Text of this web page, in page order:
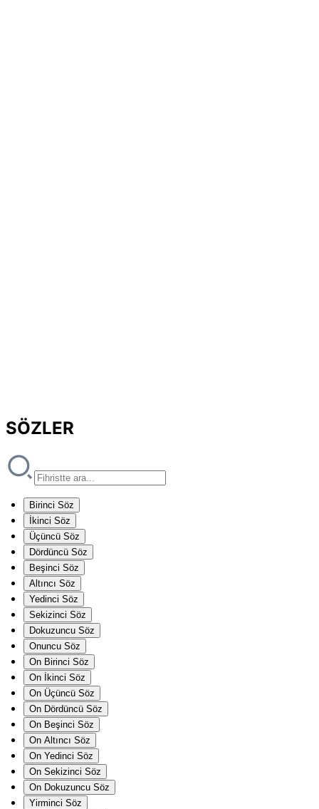
SÖZLER
Birinci Söz
İkinci Söz
Üçüncü Söz
Dördüncü Söz
Beşinci Söz
Altıncı Söz
Yedinci Söz
Sekizinci Söz
Dokuzuncu Söz
Onuncu Söz
On Birinci Söz
On İkinci Söz
On Üçüncü Söz
On Dördüncü Söz
On Beşinci Söz
On Altıncı Söz
On Yedinci Söz
On Sekizinci Söz
On Dokuzuncu Söz
Yirminci Söz